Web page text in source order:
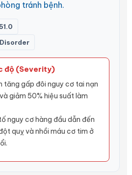
tránh bệnh.
độ (Severity)
tăng gấp đôi nguy cơ tai nạn
giảm 50% hiệu suất làm
nguy cơ hàng đầu dẫn đến
quỵ và nhồi máu cơ tim ở